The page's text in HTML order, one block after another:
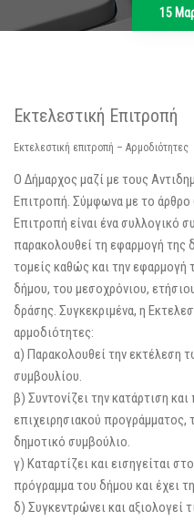
15
Εκτελεστική Επιτροπή
Εκτελεστική επιτροπή – Αρμοδιότητες
Ο Δήμαρχος μαζί με τους
Επιτροπή. Σύμφωνα με το άρθρο
Επιτροπή είναι ένα συλλογικό
παρακολουθεί τη εφαρμογή της
τομείς καθώς και την εφαρμογή
δήμου, του μεσοχρόνιου,
δράσης. Συγκεκριμένα, η
αρμοδιότητες:
α) Παρακολουθεί την εκτέλεση
συμβουλίου.
β) Συντονίζει την κατάρτιση
επιχειρησιακού προγράμματος,
δημοτικό συμβούλιο.
γ) Καταρτίζει και εισηγείται
πρόγραμμα του δήμου και έχει
δ) Συγκεντρώνει και αξιολογεί